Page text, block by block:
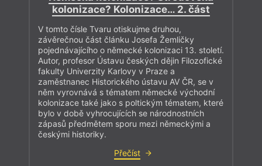
kolonizace? Kolonizace… 2. část
V tomto čísle Tvaru otiskujme druhou,
závěrečnou část článku Josefa Žemličky
pojednávajícího o německé kolonizaci 13. století.
Autor, profesor Ústavu českých dějin Filozofické
fakulty Univerzity Karlovy v Praze a
zaměstnanec Historického ústavu AV ČR, se v
něm vyrovnává s tématem německé východní
kolonizace také jako s poltickým tématem, které
bylo v době vyhrocujících se národnostních
zápasů předmětem sporu mezi německými a
českými historiky.
Přečíst